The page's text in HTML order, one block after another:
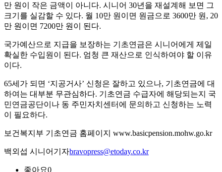
만 원이 작은 금액이 아니다. 시니어 30년을 재설계해 보면 그
크기를 실감할 수 있다. 월 10만 원이면 원금으로 3600만 원, 20
만 원이면 7200만 원이 된다.
국가예산으로 지급을 보장하는 기초연금은 시니어에게 제일
확실한 수입원이 된다. 엄청 큰 재산으로 인식하여야 할 이유
이다.
65세가 되면 ‘지공거사’ 신청은 잘하고 있으나, 기초연금에 대
하여는 대부분 무관심하다. 기초연금 수급자에 해당되는지 국
민연금공단이나 동 주민자치센터에 문의하고 신청하는 노력
이 필요하다.
보건복지부 기초연금 홈페이지 www.basicpension.mohw.go.kr
백외섭 시니어기자bravopress@etoday.co.kr
좋아요0